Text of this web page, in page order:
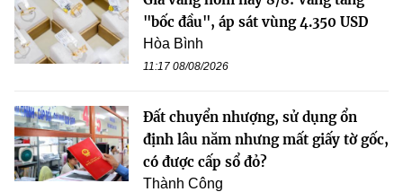
"bốc đầu", áp sát vùng 4.350 USD
Hòa Bình
11:17 08/08/2026
Đất chuyển nhượng, sử dụng ổn
định lâu năm nhưng mất giấy tờ gốc,
có được cấp sổ đỏ?
Thành Công